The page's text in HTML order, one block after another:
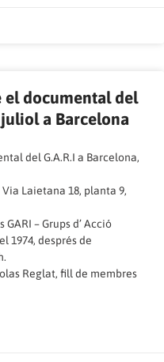
el documental del
juliol a Barcelona
del G.A.R.I a Barcelona,
Via Laietana 18, planta 9,
– Grups d’ Acció
1974, després de
Reglat, fill de membres